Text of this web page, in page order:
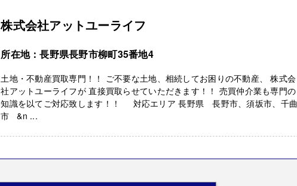
株式会社アットユーライフ
所在地：長野県長野市柳町35番地4
土地・不動産買取専門！！ ご不要な土地、相続してお困りの不動産、 株式会
社アットユーライフが 直接買取らせていただきます！！ 売買仲介業も専門の
知識を以てご対応致します！！ 対応エリア 長野県 長野市、須坂市、千曲
市 &n ...